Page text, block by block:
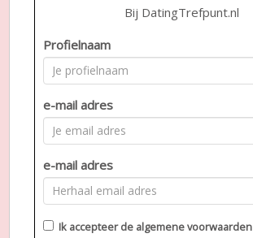
Bij DatingTrefpunt.nl
Profielnaam
e-mail adres
e-mail adres
Ik accepteer de algemene voorwaarden